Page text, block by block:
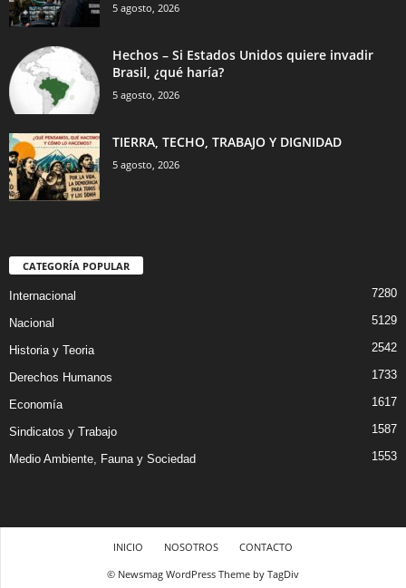
5 agosto, 2026
Hechos – Si Estados Unidos quiere invadir
Brasil, ¿qué haría?
5 agosto, 2026
TIERRA, TECHO, TRABAJO Y DIGNIDAD
5 agosto, 2026
CATEGORÍA POPULAR
Internacional 7280
Nacional 5129
Historia y Teoria 2542
Derechos Humanos 1733
Economía 1617
Sindicatos y Trabajo 1587
Medio Ambiente, Fauna y Sociedad 1553
INICIO NOSOTROS
CONTACTO
© Newsmag WordPress Theme by TagDiv